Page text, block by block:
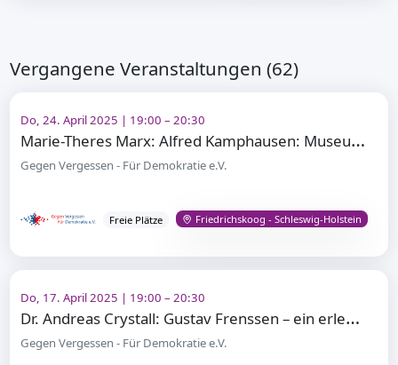
Vergangene Veranstaltungen (62)
Do, 24. April 2025 | 19:00 – 20:30
M
arie-Theres Marx: Alfred Kamphausen: Museumsarbeit und Kulturpolitik in drei deutschen Staaten
Gegen Vergessen - Für Demokratie e.V.
Freie Plätze Friedrichskoog - Schleswig-Holstein
Do, 17. April 2025 | 19:00 – 20:30
D
r. Andreas Crystall: Gustav Frenssen – ein erledigter Fall?
Gegen Vergessen - Für Demokratie e.V.